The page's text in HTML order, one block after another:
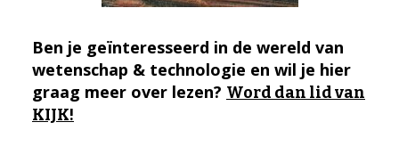
Ben je geïnteresseerd in de wereld van
wetenschap & technologie en wil je hier
graag meer over lezen? Word dan lid van
KIJK!